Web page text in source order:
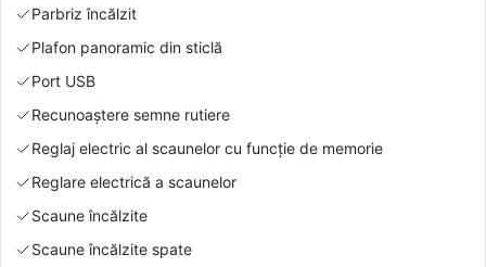
Parbriz încălzit
Plafon panoramic din sticlă
Port USB
Recunoaștere semne rutiere
Reglaj electric al scaunelor cu funcție de memorie
Reglare electrică a scaunelor
Scaune încălzite
Scaune încălzite spate